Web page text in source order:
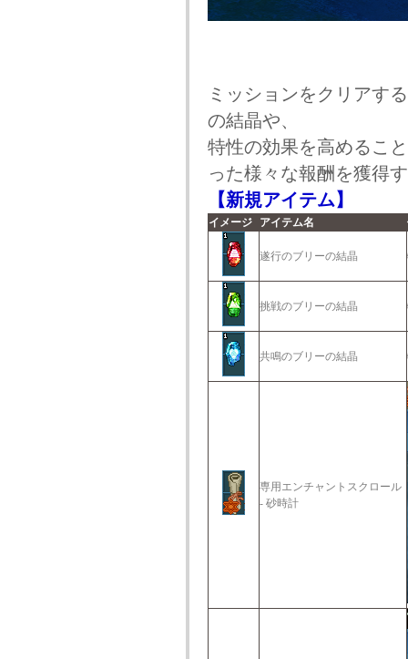
ミッションをクリアす
の結晶や、
特性の効果を高めるこ
った様々な報酬を獲得
【新規アイテム】
イメージ アイテム名
遂行のブリーの結晶
挑戦のブリーの結晶
共鳴のブリーの結晶
専用エンチャントスクロール
- 砂時計